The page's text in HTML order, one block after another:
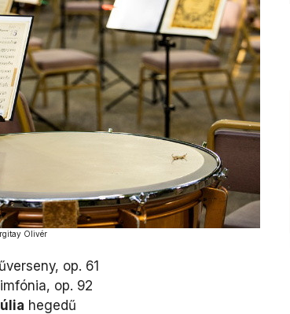
Olivér
op. 61
op. 92
hegedű